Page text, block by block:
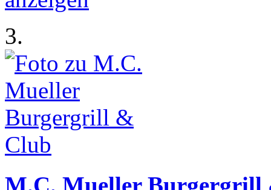
3.
M.C. Mueller Burgergrill